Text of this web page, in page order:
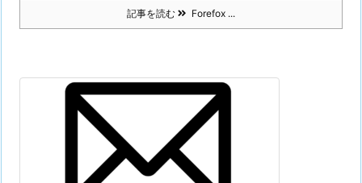
記事を読む Forefox ...